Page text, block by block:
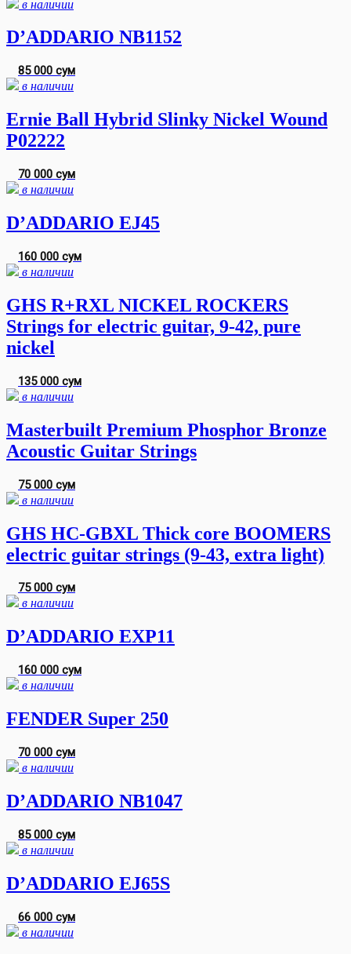
в наличии
D’ADDARIO NB1152
85 000 сум
в наличии
Ernie Ball Hybrid Slinky Nickel Wound
P02222
70 000 сум
в наличии
D’ADDARIO EJ45
160 000 сум
в наличии
GHS R+RXL NICKEL ROCKERS
Strings for electric guitar, 9-42, pure
nickel
135 000 сум
в наличии
Masterbuilt Premium Phosphor Bronze
Acoustic Guitar Strings
75 000 сум
в наличии
GHS HC-GBXL Thick core BOOMERS
electric guitar strings (9-43, extra light)
75 000 сум
в наличии
D’ADDARIO EXP11
160 000 сум
в наличии
FENDER Super 250
70 000 сум
в наличии
D’ADDARIO NB1047
85 000 сум
в наличии
D’ADDARIO EJ65S
66 000 сум
в наличии